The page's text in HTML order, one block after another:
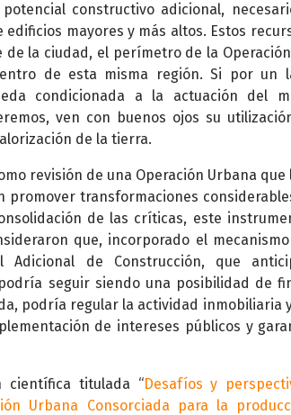
constructivo adicional,
mayores y más altos. Estos
la ciudad, el perímetro de la
de esta misma región. Si por un
condicionada a la actuación del
ven con buenos ojos su
de la tierra.
revisión de una Operación Urbana que
promover transformaciones
de las críticas, este
que, incorporado el
Adicional de Construcción, que
seguir siendo una posibilidad de
podría regular la actividad inmobiliaria
de intereses públicos y
científica titulada “Desafíos y
Urbana Consorciada para la